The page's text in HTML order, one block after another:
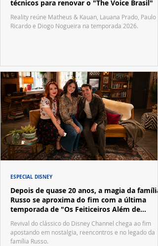
técnicos para renovar o "The Voice Brasil"
Reality reúne Matheus & Kauan, Lauana Prado, Paulo
Ricardo e Diogo Nogueira na temporada 2026.
Depois de quase 20 anos, a magia da família
Russo se aproxima do fim com a última
temporada de "Os Feiticeiros Além de
Waverly Place"
Revival do clássico do Disney Channel chega ao fim
apostando em nostalgia, reencontros e no legado da
família Russo.
ESPECIAL DISNEY